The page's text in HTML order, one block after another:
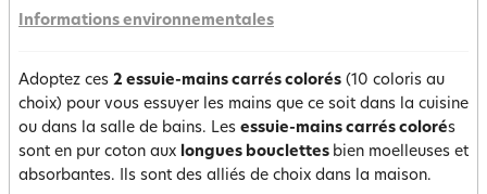
Informations environnementales
Adoptez ces 2 essuie-mains carrés colorés (10 coloris au
choix) pour vous essuyer les mains que ce soit dans la cuisine
ou dans la salle de bains. Les essuie-mains carrés colorés
sont en pur coton aux longues bouclettes bien moelleuses et
absorbantes. Ils sont des alliés de choix dans la maison.